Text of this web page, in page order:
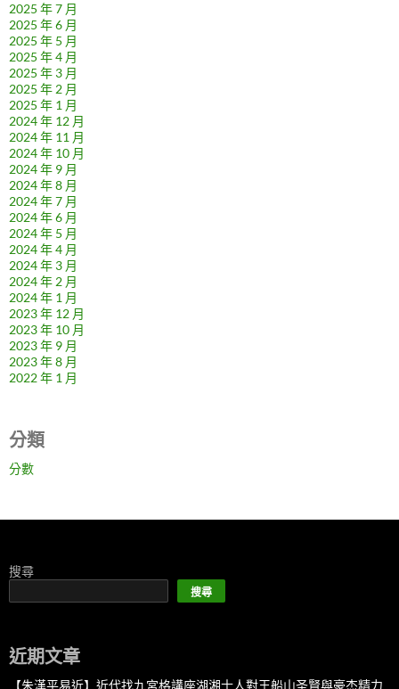
2025 年 7 月
2025 年 6 月
2025 年 5 月
2025 年 4 月
2025 年 3 月
2025 年 2 月
2025 年 1 月
2024 年 12 月
2024 年 11 月
2024 年 10 月
2024 年 9 月
2024 年 8 月
2024 年 7 月
2024 年 6 月
2024 年 5 月
2024 年 4 月
2024 年 3 月
2024 年 2 月
2024 年 1 月
2023 年 12 月
2023 年 10 月
2023 年 9 月
2023 年 8 月
2022 年 1 月
分類
分數
搜尋
搜尋
近期文章
【朱漢平易近】近代找九宮格講座湖湘士人對王船山圣賢與豪杰精力